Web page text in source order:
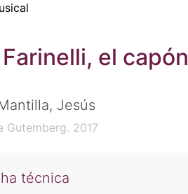
Farinelli, el capón
Jesús
Gutemberg. 2017
técnica